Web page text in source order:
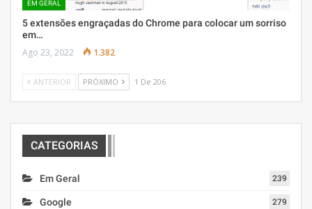
EM GERAL
5 extensões engraçadas do Chrome para colocar um sorriso
em…
Ago 23, 2022 1.382
ANTERIOR PRÓXIMO 1 De 206
CATEGORIAS
Em Geral 239
Google 279